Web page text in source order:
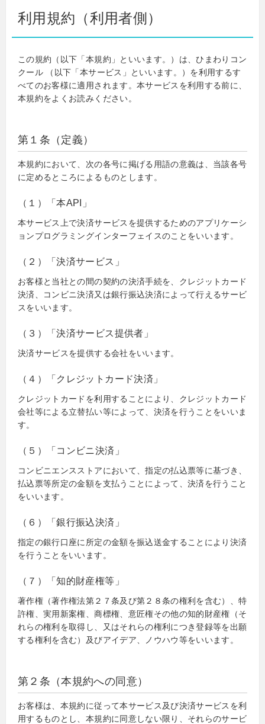
利用規約（利用者側）
この規約（以下「本規約」といいます。）は、ひまわりコン
クール （以下「本サービス」といいます。）を利用するす
べてのお客様に適用されます。本サービスを利用する前に、
本規約をよくお読みください。
第１条（定義）
本規約において、次の各号に掲げる用語の意義は、当該各号
に定めるところによるものとします。
（１）「本API」
本サービス上で決済サービスを提供するためのアプリケーシ
ョンプログラミングインターフェイスのことをいいます。
（２）「決済サービス」
お客様と当社との間の契約の決済手続を、クレジットカード
決済、コンビニ決済又は銀行振込決済によって行えるサービ
スをいいます。
（３）「決済サービス提供者」
決済サービスを提供する会社をいいます。
（４）「クレジットカード決済」
クレジットカードを利用することにより、クレジットカード
会社等による立替払い等によって、決済を行うことをいいま
す。
（５）「コンビニ決済」
コンビニエンスストアにおいて、指定の払込票等に基づき、
払込票等所定の金額を支払うことによって、決済を行うこと
をいいます。
（６）「銀行振込決済」
指定の銀行口座に所定の金額を振込送金することにより決済
を行うことをいいます。
（７）「知的財産権等」
著作権（著作権法第２７条及び第２８条の権利を含む）、特
許権、実用新案権、商標権、意匠権その他の知的財産権（そ
れらの権利を取得し、又はそれらの権利につき登録等を出願
する権利を含む）及びアイデア、ノウハウ等をいいます。
第２条（本規約への同意）
お客様は、本規約に従って本サービス及び決済サービスを利
用するものとし、本規約に同意しない限り、それらのサービ